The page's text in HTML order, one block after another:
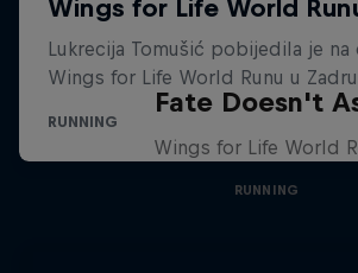
Fate Doesn't
Wings for Life World
RUNNING